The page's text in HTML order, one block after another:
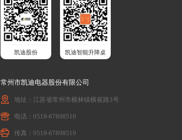
凯迪股份 凯迪智能升降桌
常州市凯迪电器股份有限公司
地址：江苏省常州市横林镇横崔路3号
电话：0519-67898510
传真：0519-67898519